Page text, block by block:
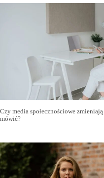
Czy media społecznościowe
mówić?